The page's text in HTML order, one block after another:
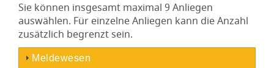
Sie können insgesamt maximal 9 Anliegen
auswählen. Für einzelne Anliegen kann die Anzahl
zusätzlich begrenzt sein.
Meldewesen